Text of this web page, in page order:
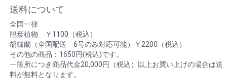
送料について
全国一律
観葉植物 ￥1100（税込）
胡蝶蘭（全国配送 6号のみ対応可能）￥2200（税込）
その他の商品：1650円(税込)です。
一箇所につき商品代金20,000円（税込）以上お買い上げの場合は送
料が無料となります。